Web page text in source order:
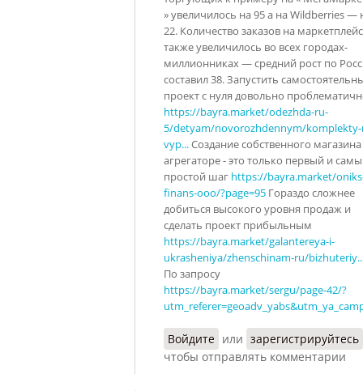
» увеличилось на 95 а на Wildberries —
22. Количество заказов на
также увеличилось во всех городах-
миллионниках — средний рост по
составил 38. Запустить
проект с нуля довольно
https://bayra.market/odezhda-ru-
5/detyam/novorozhdennym/komplekty-
vyp...Создание собственного
агрегаторе - это только первый и
простой шаг https://bayra.market/
finans-ooo/?page=95 Гораздо сложнее
добиться высокого уровня продаж и
сделать проект прибыльным
https://bayra.market/galantereya-i-
ukrasheniya/zhenschinam-ru/
По запросу
https://bayra.market/sergu/page-42/?
Войдите или зарегистрируйтесь
чтобы отправлять комментарии